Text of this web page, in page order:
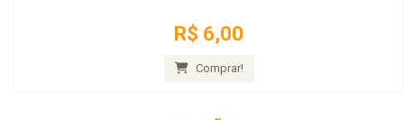
R$ 6,00
Comprar!